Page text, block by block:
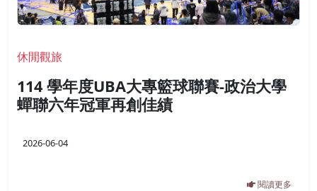
休閒觀旅
114 學年度UBA大專籃球聯賽-政治大學
蟬聯六年冠軍再創佳績
2026-06-04
閱讀更多